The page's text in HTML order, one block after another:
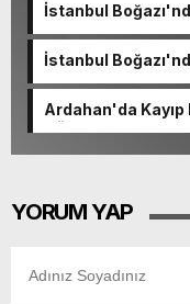
İstanbul
İstanbul
Ardahan'da Kayıp
Gözaltında
YORUM YAP